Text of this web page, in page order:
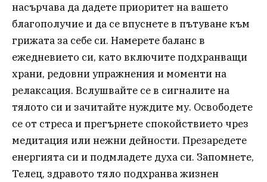
насърчава да дадете приоритет на вашето
благополучие и да се впуснете в пътуване към
грижата за себе си. Намерете баланс в
ежедневието си, като включите подхранващи
храни, редовни упражнения и моменти на
релаксация. Вслушвайте се в сигналите на
тялото си и зачитайте нуждите му. Освободете
се от стреса и прегърнете спокойствието чрез
медитация или нежни дейности. Презаредете
енергията си и подмладете духа си. Запомнете,
Телец, здравото тяло подхранва жизнен